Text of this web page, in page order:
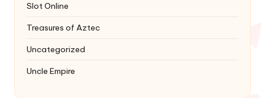
Slot Online
Treasures of Aztec
Uncategorized
Uncle Empire